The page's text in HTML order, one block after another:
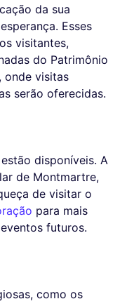
da sua
Esses
visitantes,
do Patrimônio
onde visitas
serão oferecidas.
disponíveis. A
de Montmartre,
de visitar o
para mais
futuros.
como os